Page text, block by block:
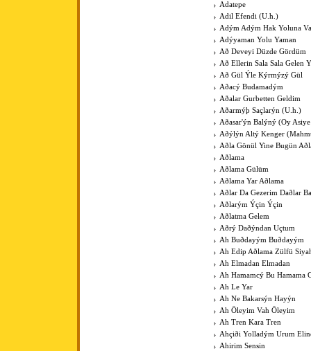
Adatepe
Adil Efendi (U.h.)
Adým Adým Hak Yoluna
Adýyaman Yolu Yaman
Að Deveyi Düzde Gördüm
Að Ellerin Sala Sala Gelen
Að Gül Ýle Kýrmýzý Gül
Aðacý Budamadým
Aðalar Gurbetten Geldim
Aðarmýþ Saçlarýn (U.h.)
Aðasar'ýn Balýný (Oy
Aðýlýn Altý Kenger
Aðla Gönül Yine Bugün
Aðlama
Aðlama Gülüm
Aðlama Yar Aðlama
Aðlar Da Gezerim Daðlar
Aðlarým Ýçin Ýçin
Aðlatma Gelem
Aðrý Daðýndan Uçtum
Ah Buðdayým Buðdayým
Ah Edip Aðlama Zülfü
Ah Elmadan Elmadan
Ah Hamamcý Bu Hamama
Ah Le Yar
Ah Ne Bakarsýn Hayýn
Ah Öleyim Vah Öleyim
Ah Tren Kara Tren
Ahçiði Yolladým Urum
Ahirim Sensin